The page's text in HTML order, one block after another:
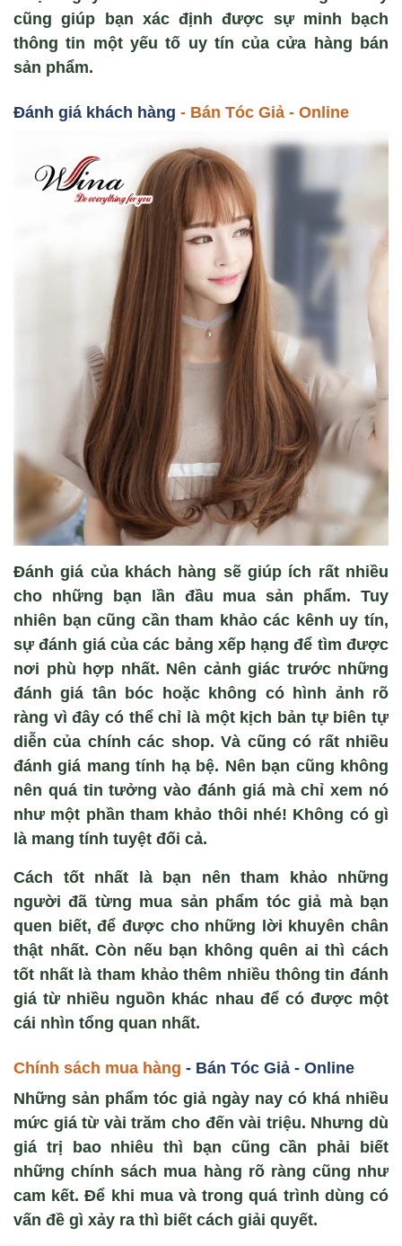
cũng giúp bạn xác định được sự minh bạch
thông tin một yếu tố uy tín của cửa hàng bán
sản phẩm.
Đánh giá khách hàng - Bán Tóc Giả - Online
Đánh giá của khách hàng sẽ giúp ích rất nhiều
cho những bạn lần đầu mua sản phẩm. Tuy
nhiên bạn cũng cần tham khảo các kênh uy tín,
sự đánh giá của các bảng xếp hạng để tìm được
nơi phù hợp nhất. Nên cảnh giác trước những
đánh giá tân bóc hoặc không có hình ảnh rõ
ràng vì đây có thể chỉ là một kịch bản tự biên tự
diễn của chính các shop. Và cũng có rất nhiều
đánh giá mang tính hạ bệ. Nên bạn cũng không
nên quá tin tưởng vào đánh giá mà chỉ xem nó
như một phần tham khảo thôi nhé! Không có gì
là mang tính tuyệt đối cả.
Cách tốt nhất là bạn nên tham khảo những
người đã từng mua sản phẩm tóc giả mà bạn
quen biết, để được cho những lời khuyên chân
thật nhất. Còn nếu bạn không quên ai thì cách
tốt nhất là tham khảo thêm nhiều thông tin đánh
giá từ nhiều nguồn khác nhau để có được một
cái nhìn tổng quan nhất.
Chính sách mua hàng - Bán Tóc Giả - Online
Những sản phẩm tóc giả ngày nay có khá nhiều
mức giá từ vài trăm cho đến vài triệu. Nhưng dù
giá trị bao nhiêu thì bạn cũng cần phải biết
những chính sách mua hàng rõ ràng cũng như
cam kết. Để khi mua và trong quá trình dùng có
vấn đề gì xảy ra thì biết cách giải quyết.